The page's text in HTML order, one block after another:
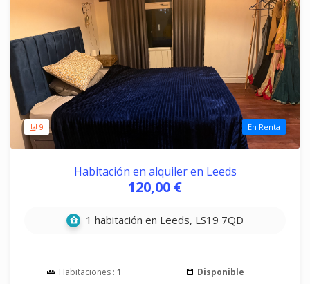
9 En Renta
Habitación en alquiler en Leeds
120,00 €
1 habitación en Leeds, LS19 7QD
Habitaciones : 1 Disponible